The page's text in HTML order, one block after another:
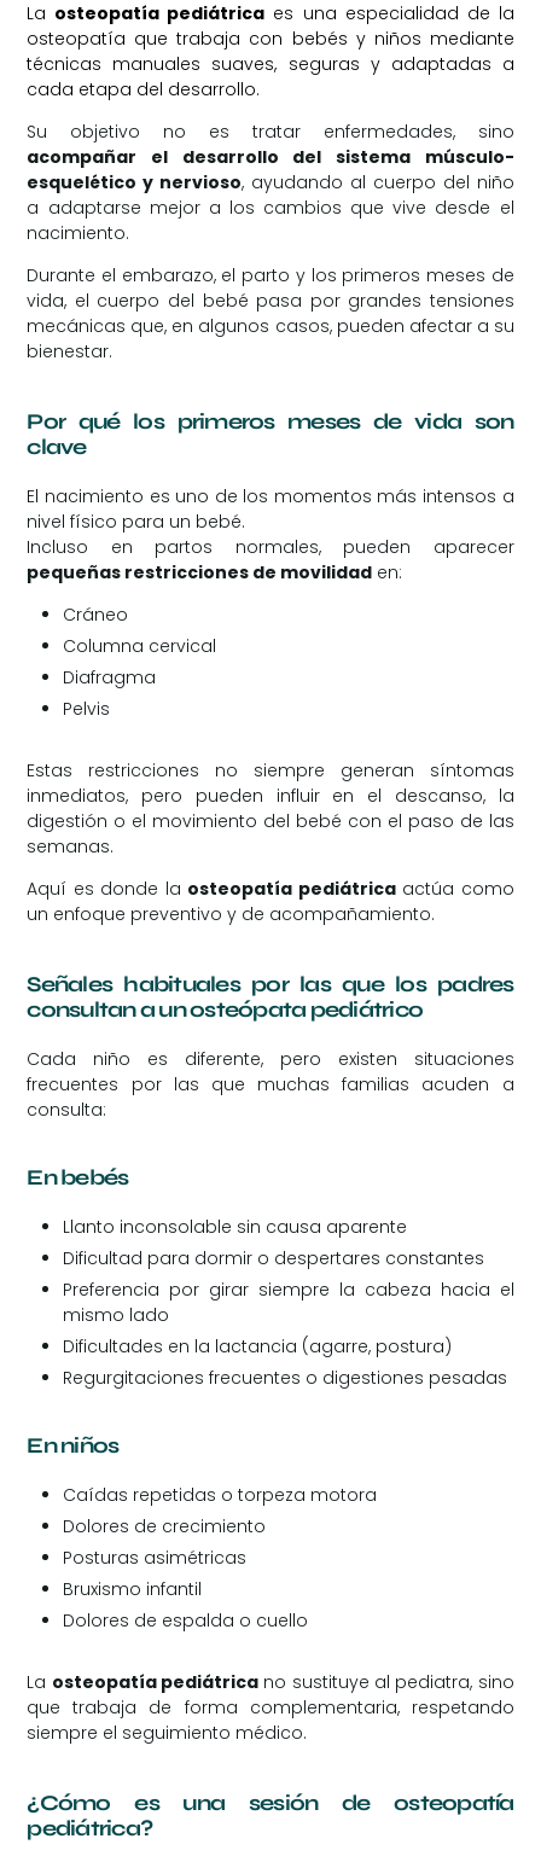
La osteopatía pediátrica es una especialidad de la
osteopatía que trabaja con bebés y niños mediante
técnicas manuales suaves, seguras y adaptadas a
cada etapa del desarrollo.
Su objetivo no es tratar enfermedades, sino
acompañar el desarrollo del sistema músculo-
esquelético y nervioso, ayudando al cuerpo del niño
a adaptarse mejor a los cambios que vive desde el
nacimiento.
Durante el embarazo, el parto y los primeros meses de
vida, el cuerpo del bebé pasa por grandes tensiones
mecánicas que, en algunos casos, pueden afectar a su
bienestar.
Por qué los primeros meses de vida son
clave
El nacimiento es uno de los momentos más intensos a
nivel físico para un bebé.
Incluso en partos normales, pueden aparecer
pequeñas restricciones de movilidad en:
Cráneo
Columna cervical
Diafragma
Pelvis
Estas restricciones no siempre generan síntomas
inmediatos, pero pueden influir en el descanso, la
digestión o el movimiento del bebé con el paso de las
semanas.
Aquí es donde la osteopatía pediátricaactúa como
un enfoque preventivo y de acompañamiento.
Señales habituales por las que los padres
consultan a un osteópata pediátrico
Cada niño es diferente, pero existen situaciones
frecuentes por las que muchas familias acuden a
consulta:
En bebés
Llanto inconsolable sin causa aparente
Dificultad para dormir o despertares constantes
Preferencia por girar siempre la cabeza hacia el
mismo lado
Dificultades en la lactancia (agarre, postura)
Regurgitaciones frecuentes o digestiones pesadas
En niños
Caídas repetidas o torpeza motora
Dolores de crecimiento
Posturas asimétricas
Bruxismo infantil
Dolores de espalda o cuello
La osteopatía pediátrica no sustituye al pediatra, sino
que trabaja de forma complementaria, respetando
siempre el seguimiento médico.
¿Cómo es una sesión de osteopatía
pediátrica?